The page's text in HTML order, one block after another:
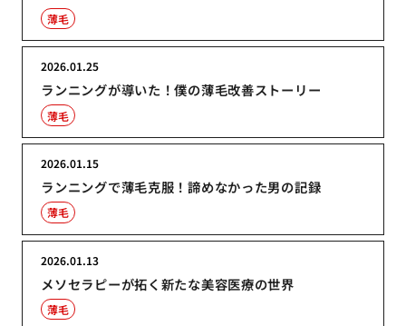
薄毛
ランニングが導いた！僕の薄毛改善ストーリー
2026.01.25
薄毛
ランニングで薄毛克服！諦めなかった男の記録
2026.01.15
薄毛
メソセラピーが拓く新たな美容医療の世界
2026.01.13
薄毛